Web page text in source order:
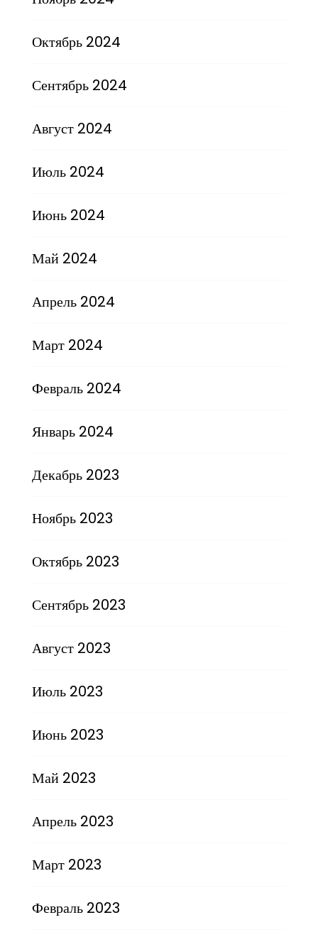
Октябрь 2024
Сентябрь 2024
Август 2024
Июль 2024
Июнь 2024
Май 2024
Апрель 2024
Март 2024
Февраль 2024
Январь 2024
Декабрь 2023
Ноябрь 2023
Октябрь 2023
Сентябрь 2023
Август 2023
Июль 2023
Июнь 2023
Май 2023
Апрель 2023
Март 2023
Февраль 2023